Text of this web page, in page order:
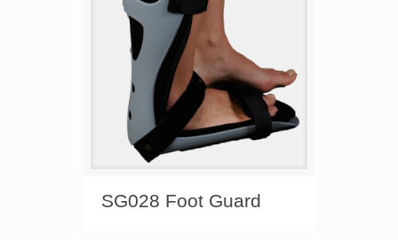
SG028 Foot Guard